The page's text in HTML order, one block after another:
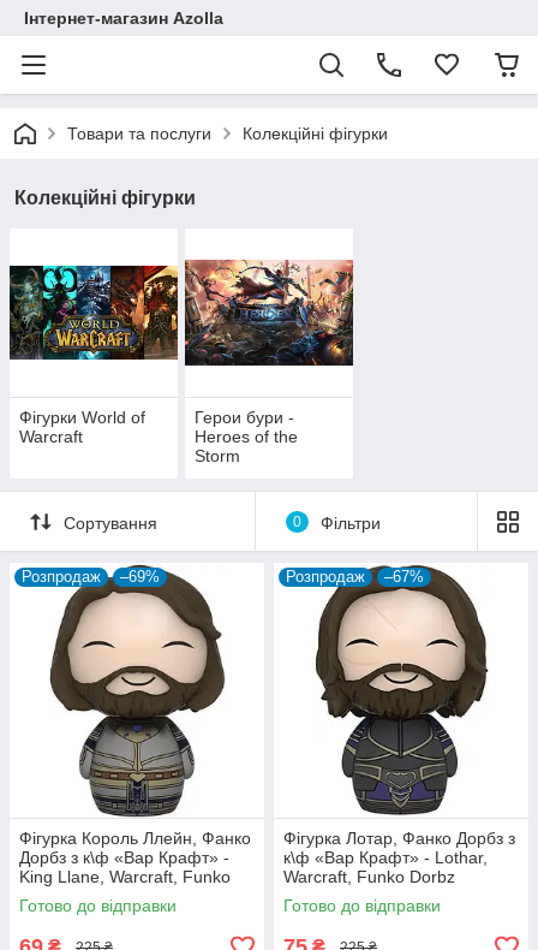
Інтернет-магазин Azolla
Товари та послуги Колекційні фігурки
Колекційні фігурки
Фігурки World of
Warcraft
Герои бури -
Heroes of the
Storm
Сортування 0 Фільтри
Розпродаж –69%
Фігурка Король Ллейн, Фанко
Дорбз з к\ф «Вар Крафт» -
King Llane, Warcraft, Funko
Dorbz
Готово до відправки
Розпродаж –67%
Фігурка Лотар, Фанко Дорбз з
к\ф «Вар Крафт» - Lothar,
Warcraft, Funko Dorbz
Готово до відправки